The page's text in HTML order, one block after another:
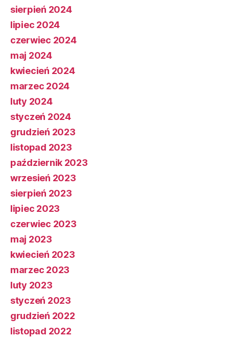
sierpień 2024
lipiec 2024
czerwiec 2024
maj 2024
kwiecień 2024
marzec 2024
luty 2024
styczeń 2024
grudzień 2023
listopad 2023
październik 2023
wrzesień 2023
sierpień 2023
lipiec 2023
czerwiec 2023
maj 2023
kwiecień 2023
marzec 2023
luty 2023
styczeń 2023
grudzień 2022
listopad 2022